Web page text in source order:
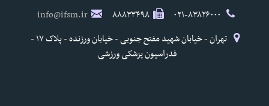
۸۸۸۳۳۴۹۸
info@ifsm.ir
تهران - خیابان شهید مفتح جنوبی - خیابان ورزنده - پلاک ۱۷ -
فدراسیون پزشکی ورزشی